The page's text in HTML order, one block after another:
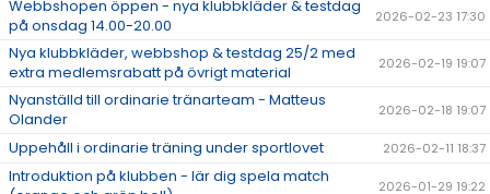
Webbshopen öppen - nya klubbkläder & testdag
på onsdag 14.00-20.00
2026-02-23 17:30
Nya klubbkläder, webbshop & testdag 25/2 med
extra medlemsrabatt på övrigt material
2026-02-19 19:07
Nyanställd till ordinarie tränarteam - Matteus
Olander
2026-02-18 19:07
Uppehåll i ordinarie träning under sportlovet 2026-02-11 18:37
Introduktion på klubben - lär dig spela match
2026-01-29 19:22